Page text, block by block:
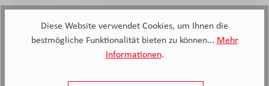
Diese Website verwendet Cookies, um Ihnen die
bestmögliche Funktionalität bieten zu können... Mehr
Informationen.